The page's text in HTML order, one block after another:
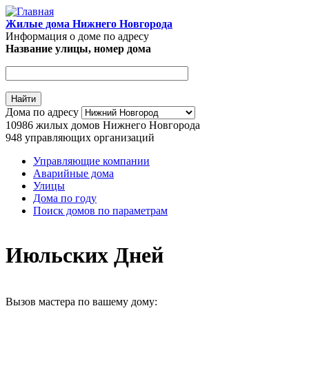
Перейти к основному содержанию
Жилые дома Нижнего Новгорода
Информация о доме по адресу
Адрес дома
Название улицы, номер дома
Дома по адресу
10986 жилых домов Нижнего Новгорода
948 управляющих организаций
Главное меню
Управляющие компании
Аварийные дома
Улицы
Дома по году
Поиск домов по параметрам
Июльских Дней
Вызов мастера по вашему дому: